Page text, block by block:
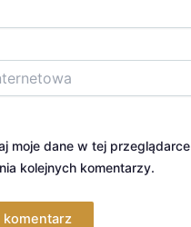
moje dane w tej przeglądarce
kolejnych komentarzy.